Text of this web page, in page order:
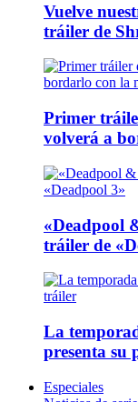
Vuelve
tráiler de
Primer
volverá a
«Deadpool
tráiler de
La
presenta su
Especiales